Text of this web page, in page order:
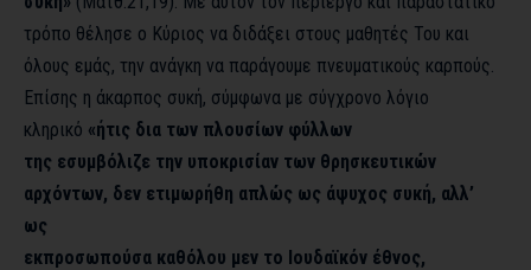
τρόπο θέλησε ο Κύριος να διδάξει στους μαθητές Του και
όλους εμάς, την ανάγκη να παράγουμε πνευματικούς καρπούς.
Επίσης η άκαρπος συκή, σύμφωνα με σύγχρονο λόγιο
κληρικό «ήτις δια των πλουσίων φύλλων
της εσυμβόλιζε την υποκρισίαν των θρησκευτικών
αρχόντων, δεν ετιμωρήθη απλώς ως άψυχος συκή, αλλ’
ως
εκπροσωπούσα καθόλου μεν το Ιουδαϊκόν έθνος,